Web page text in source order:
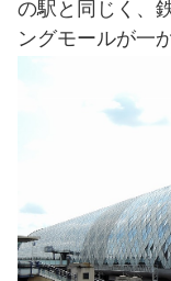
の駅と同じく、
ングモールが一